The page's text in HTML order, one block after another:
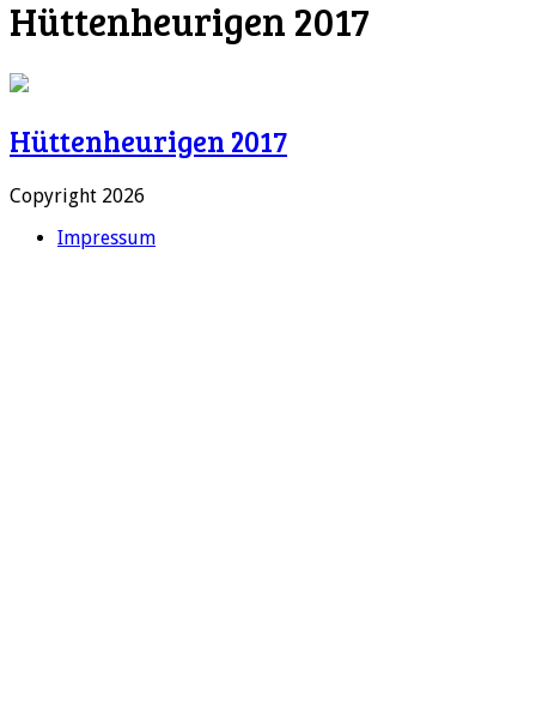
Hüttenheurigen 2017
Hüttenheurigen 2017
Copyright 2026
Impressum